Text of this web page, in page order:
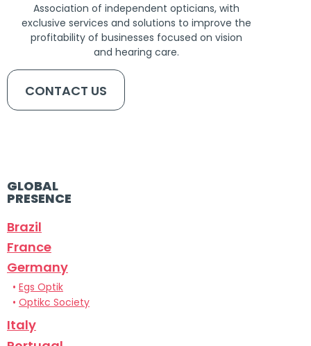
Association of independent opticians, with
exclusive services and solutions to improve the
profitability of businesses focused on vision
and hearing care.
CONTACT US
GLOBAL
PRESENCE
Brazil
France
Germany
• Egs Optik
• Optikc Society
Italy